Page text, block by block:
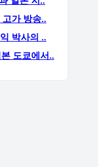
고가 방송..
박사의 ..
도쿄에서..